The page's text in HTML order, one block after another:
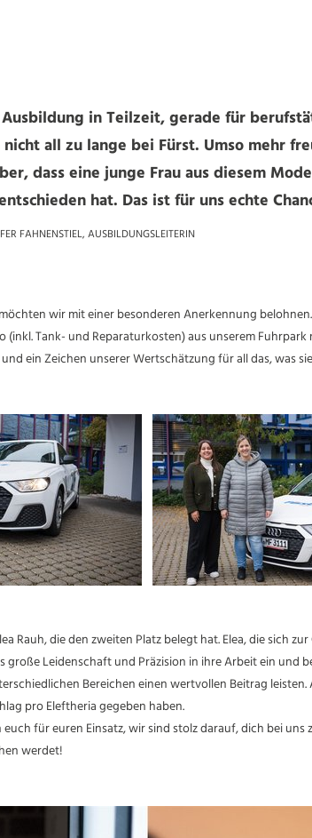
in Teilzeit, gerade für
nicht all zu lange bei Fürst. Umso mehr
dass eine junge Frau aus diesem
hat. Das ist für uns echte
FAHNENSTIEL, AUSBILDUNGSLEITERIN
wir mit einer besonderen Anerkennung
(inkl. Tank- und Reparaturkosten) aus unserem
ein Zeichen unserer Wertschätzung für all das, was
Rauh, die den zweiten Platz belegt hat. Elea, die sich
große Leidenschaft und Präzision in ihre Arbeit ein und
Bereichen einen wertvollen Beitrag leisten.
pro Eleftheria gegeben haben.
für euren Einsatz, wir sind stolz darauf, dich bei
werdet!